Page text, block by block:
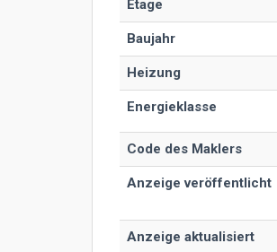
Etage
Baujahr
Heizung
Energieklasse
Code des Maklers
Anzeige veröffentlicht
Anzeige aktualisiert